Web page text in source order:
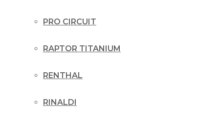
PRO CIRCUIT
RAPTOR TITANIUM
RENTHAL
RINALDI